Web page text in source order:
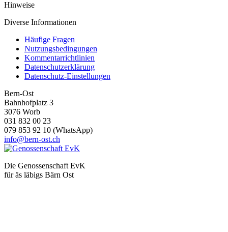
Hinweise
Diverse Informationen
Häufige Fragen
Nutzungsbedingungen
Kommentarrichtlinien
Datenschutzerklärung
Datenschutz-Einstellungen
Bern-Ost
Bahnhofplatz 3
3076 Worb
031 832 00 23
079 853 92 10 (WhatsApp)
info@bern-ost.ch
Die Genossenschaft EvK
für äs läbigs Bärn Ost